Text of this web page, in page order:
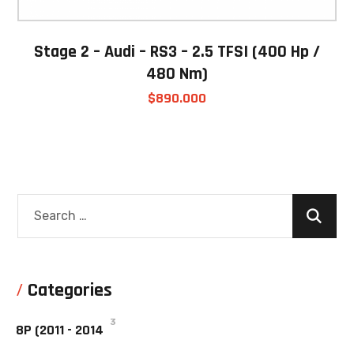
Stage 2 – Audi – RS3 – 2.5 TFSI (400 Hp /
480 Nm)
$890.000
Categories
8P (2011 - 2014 3